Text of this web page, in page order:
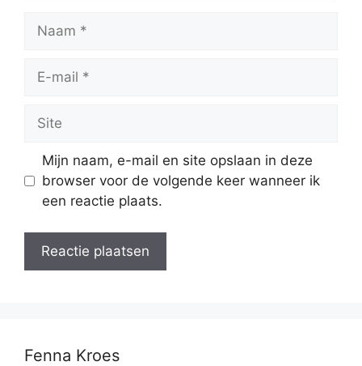
Naam
Site
Mijn naam, e-mail en site opslaan in deze
browser voor de volgende keer wanneer ik
een reactie plaats.
Fenna Kroes